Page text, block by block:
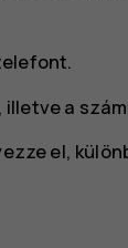
a
el,